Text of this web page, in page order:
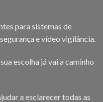
para sistemas de
e vídeo vigilância.
escolha já vai a caminho
a esclarecer todas as